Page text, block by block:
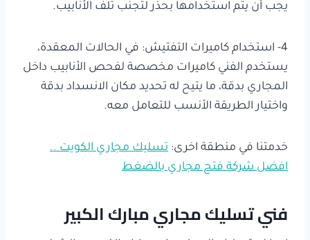
يجب أن يتم استخدامها بحذر لتجنب تلف الأنابيب.
4- استخدام كاميرات التفتيش: في الحالات المعقدة،
يستخدم الفني كاميرات مخصصة لفحص الأنابيب داخل
المجاري بدقة، ما يتيح له تحديد مكان الانسداد بدقة
واختيار الطريقة الأنسب للتعامل معه.
خدمتنا في منطقة اخرى: تسليك مجاري الكويت ..
افضل شركة فتح مجاري بالضغط
فني تسليك مجاري مبارك الكبير